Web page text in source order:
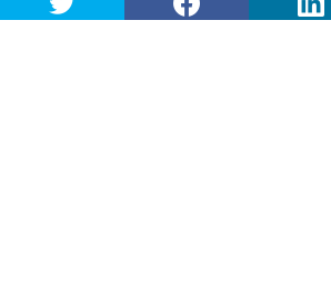
Geschäftsführer: Stefano Tomasi